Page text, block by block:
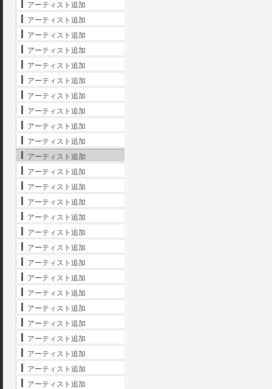
アーティスト追加
アーティスト追加
アーティスト追加
アーティスト追加
アーティスト追加
アーティスト追加
アーティスト追加
アーティスト追加
アーティスト追加
アーティスト追加
アーティスト追加
アーティスト追加
アーティスト追加
アーティスト追加
アーティスト追加
アーティスト追加
アーティスト追加
アーティスト追加
アーティスト追加
アーティスト追加
アーティスト追加
アーティスト追加
アーティスト追加
アーティスト追加
アーティスト追加
アーティスト追加